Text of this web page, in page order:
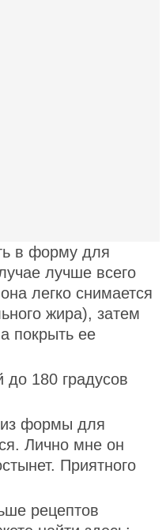
в форму для
лучше всего
​​легко снимается
жира), затем
покрыть ее
до 180 градусов
из формы для
Лично мне он
Приятного
рецептов